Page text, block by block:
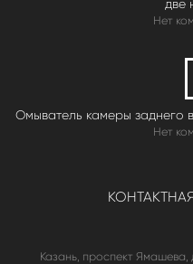
две
Нет
Омыватель камеры заднего
Нет
Казань, проспект Ямашева,